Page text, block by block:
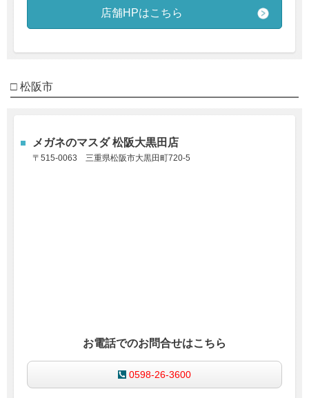
店舗HPはこちら
□ 松阪市
メガネのマスダ 松阪大黒田店
〒515-0063 三重県松阪市大黒田町720-5
お電話でのお問合せはこちら
0598-26-3600